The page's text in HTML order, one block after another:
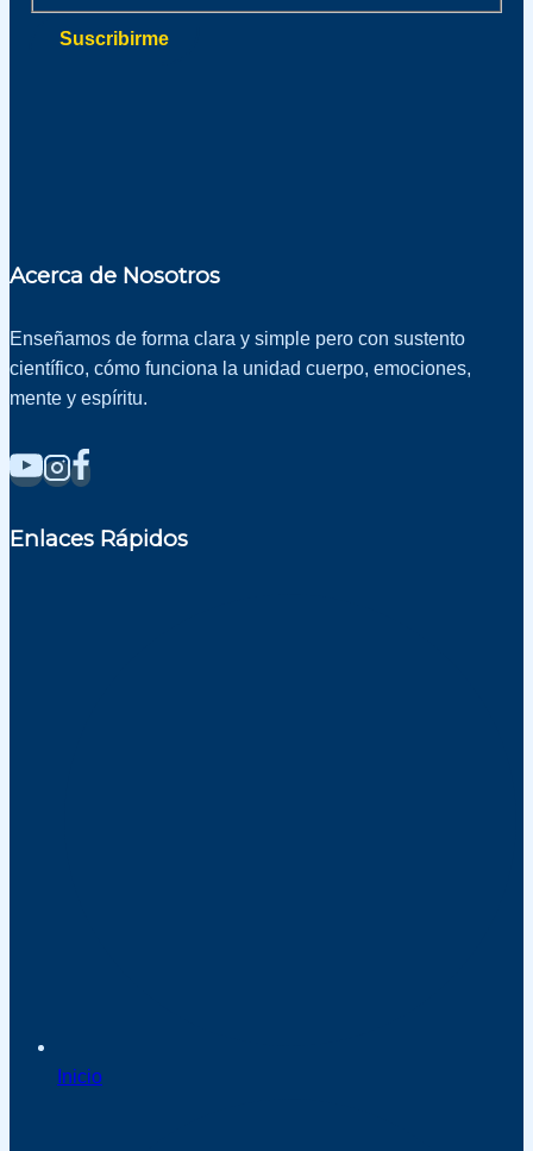
de
privacidad
de
privacidad
Suscribirme
Acerca de Nosotros
Enseñamos de forma clara y simple pero con sustento
científico, cómo funciona la unidad cuerpo, emociones,
mente y espíritu.
Enlaces Rápidos
Inicio